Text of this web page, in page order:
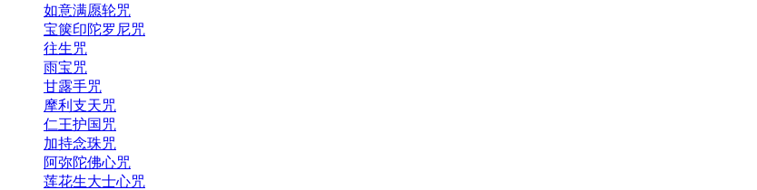
如意满愿轮咒
宝箧印陀罗尼咒
往生咒
雨宝咒
甘露手咒
摩利支天咒
仁王护国咒
加持念珠咒
阿弥陀佛心咒
莲花生大士心咒